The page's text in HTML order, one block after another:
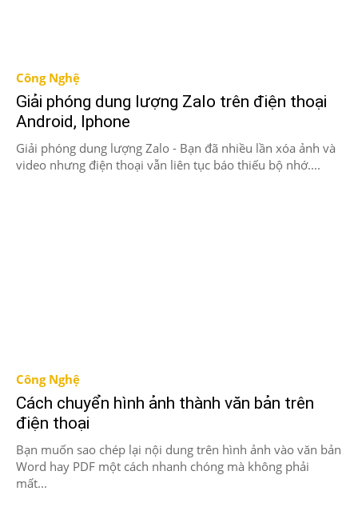
Công Nghệ
Giải phóng dung lượng Zalo trên điện thoại
Android, Iphone
Giải phóng dung lượng Zalo - Bạn đã nhiều lần xóa ảnh và
video nhưng điện thoại vẫn liên tục báo thiếu bộ nhớ....
Công Nghệ
Cách chuyển hình ảnh thành văn bản trên
điện thoại
Bạn muốn sao chép lại nội dung trên hình ảnh vào văn bản
Word hay PDF một cách nhanh chóng mà không phải
mất...